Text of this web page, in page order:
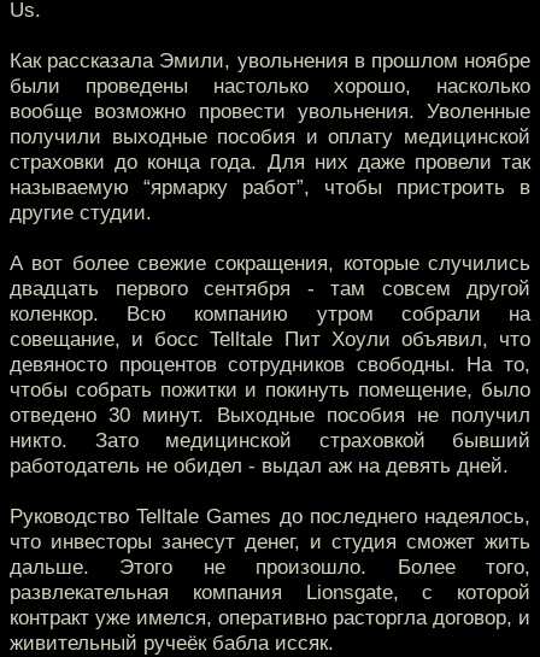
Us.
Как рассказала Эмили, увольнения в прошлом ноябре
были проведены настолько хорошо, насколько
вообще возможно провести увольнения. Уволенные
получили выходные пособия и оплату медицинской
страховки до конца года. Для них даже провели так
называемую “ярмарку работ”, чтобы пристроить в
другие студии.
А вот более свежие сокращения, которые случились
двадцать первого сентября - там совсем другой
коленкор. Всю компанию утром собрали на
совещание, и босс Telltale Пит Хоули объявил, что
девяносто процентов сотрудников свободны. На то,
чтобы собрать пожитки и покинуть помещение, было
отведено 30 минут. Выходные пособия не получил
никто. Зато медицинской страховкой бывший
работодатель не обидел - выдал аж на девять дней.
Руководство Telltale Games до последнего надеялось,
что инвесторы занесут денег, и студия сможет жить
дальше. Этого не произошло. Более того,
развлекательная компания Lionsgate, с которой
контракт уже имелся, оперативно расторгла договор, и
живительный ручеёк бабла иссяк.